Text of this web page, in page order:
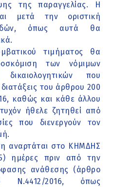
της παραγγελίας. Η
μετά την οριστική
όπως αυτά θα
τιμήματος θα
των νόμιμων
που
του άρθρου 200
καθώς και κάθε άλλου
ήθελε ζητηθεί από
που διενεργούν τον
αναρτάται στο ΚΗΜΔΗΣ
ημέρες πριν από την
ανάθεσης (άρθρο
2016, όπως